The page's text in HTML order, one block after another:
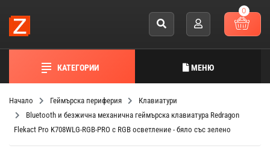
0
КАТЕГОРИИ МЕНЮ
Начало Геймърска периферия
Клавиатури
Bluetooth и безжична механична геймърска клавиатура Redragon
Flekact Pro K708WLG-RGB-PRO с RGB осветление - бяло със зелено